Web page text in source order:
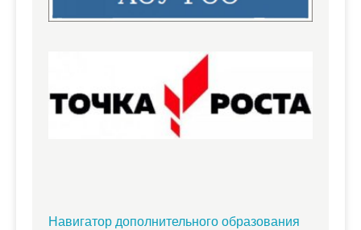
Навигатор дополнительного образования